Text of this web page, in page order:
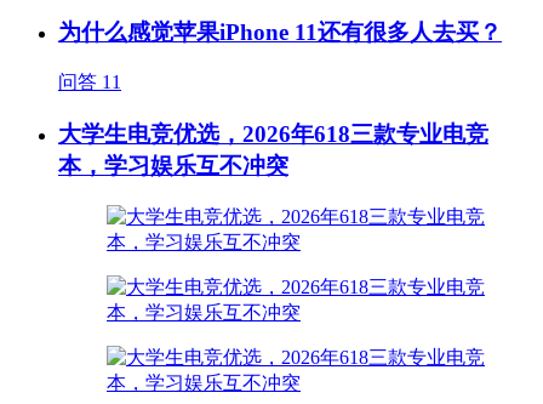
为什么感觉苹果iPhone 11还有很多人去买？
问答 11
大学生电竞优选，2026年618三款专业电竞
本，学习娱乐互不冲突